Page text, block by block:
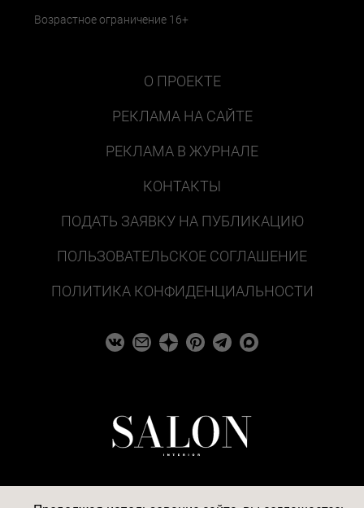
Возрастное ограничение 16+
О ПРОЕКТЕ
РЕКЛАМА НА САЙТЕ
РЕКЛАМА В ЖУРНАЛЕ
КОНТАКТЫ
ПОДАТЬ ЗАЯВКУ НА ПУБЛИКАЦИЮ
ПОЛЬЗОВАТЕЛЬСКОЕ СОГЛАШЕНИЕ
ПОЛИТИКА КОНФИДЕНЦИАЛЬНОСТИ